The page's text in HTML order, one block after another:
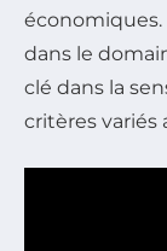
dans le
clé dans la
critères variés